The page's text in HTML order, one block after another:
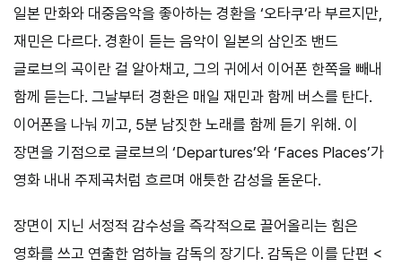
일본 만화와 대중음악을 좋아하는 경환을 ‘오타쿠’라 부르지만,
재민은 다르다. 경환이 듣는 음악이 일본의 삼인조 밴드
글로브의 곡이란 걸 알아채고, 그의 귀에서 이어폰 한쪽을 빼내
함께 듣는다. 그날부터 경환은 매일 재민과 함께 버스를 탄다.
이어폰을 나눠 끼고, 5분 남짓한 노래를 함께 듣기 위해. 이
장면을 기점으로 글로브의 ‘Departures’와 ‘Faces Places’가
영화 내내 주제곡처럼 흐르며 애틋한 감성을 돋운다.
장면이 지닌 서정적 감수성을 즉각적으로 끌어올리는 힘은
영화를 쓰고 연출한 엄하늘 감독의 장기다. 감독은 이를 단편 <